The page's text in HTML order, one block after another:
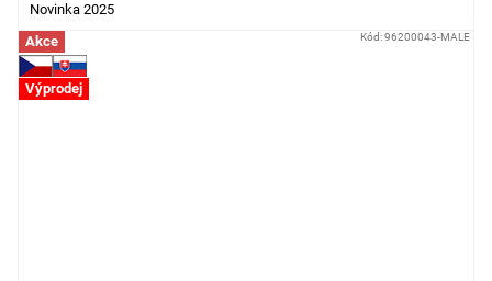
Novinka 2025
Akce
Výprodej
Kód:96200043-MALE